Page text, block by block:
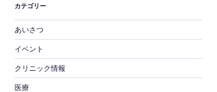
カテゴリー
あいさつ
イベント
クリニック情報
医療